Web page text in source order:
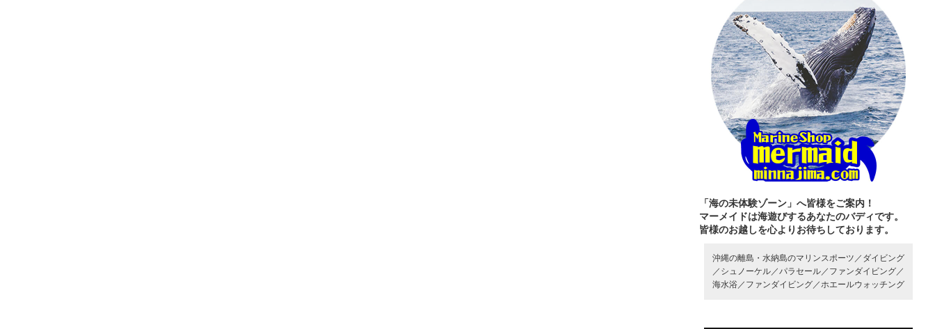
「海の未体験ゾーン」へ皆様をご案内！
マーメイドは海遊びするあなたのバディです。
皆様のお越しを心よりお待ちしております。
沖縄の離島・水納島のマリンスポーツ／ ダイビング
／ シュノーケル／ パラセール／ ファンダイビング／
海水浴／ ファンダイビング／ ホエールウォッチング